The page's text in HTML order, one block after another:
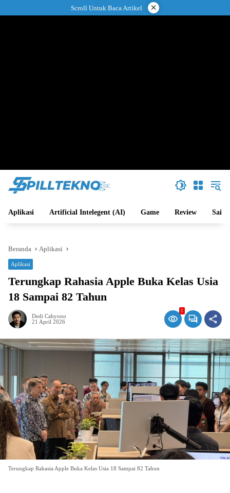
ke
Scroll Untuk Baca Artikel ×
Aplikasi Artificial Intelegent (AI) Game Review Sains
Beranda Aplikasi
Aplikasi
Terungkap Rahasia Apple Buka Kelas Usia
18 Sampai 82 Tahun
Dedi Cahyono
21 April 2026
1
Terungkap Rahasia Apple Buka Kelas Usia 18 Sampai 82 Tahun